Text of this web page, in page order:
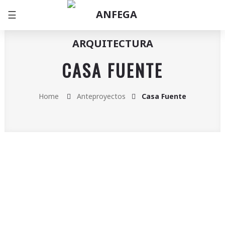
☰
CASA FUENTE
Home Anteproyectos Casa Fuente